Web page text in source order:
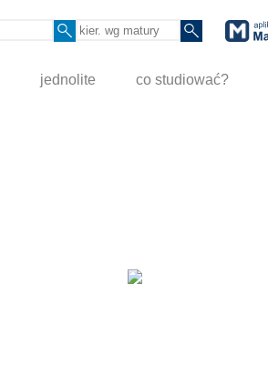
jednolite co studiować?